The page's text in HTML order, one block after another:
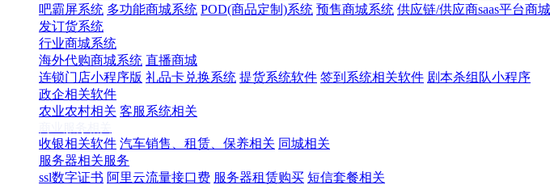
吧霸屏系统 多功能商城系统 POD(商品定制)系统 预售商城系统 供应链/供应商saas平台商城
发订货系统
行业商城系统
海外代购商城系统 直播商城
连锁门店小程序版 礼品卡兑换系统 提货系统软件 签到系统相关软件 剧本杀组队小程序
政企相关软件
农业农村相关 客服系统相关
收银相关软件 汽车销售、租赁、保养相关 同城相关
服务器相关服务
ssl数字证书 阿里云流量接口费 服务器租赁购买 短信套餐相关